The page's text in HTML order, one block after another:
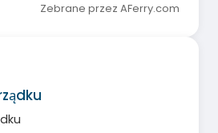
Zebrane przez AFerry.com